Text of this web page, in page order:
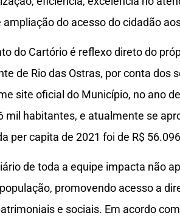
ampliação do acesso do cidadão
do Cartório é reflexo direto do
de Rio das Ostras, por conta dos
site oficial do Município, no ano
mil habitantes, e atualmente se
per capita de 2021 foi de R$
de toda a equipe impacta não
promovendo acesso a
e sociais. Em acordo